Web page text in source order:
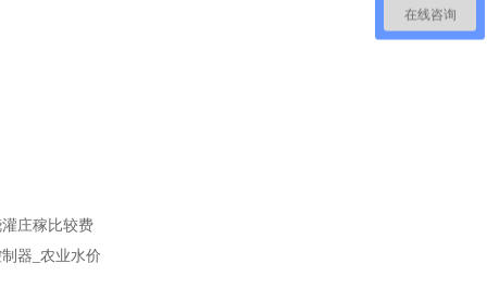
庄稼比较费
器_农业水价
在线咨询